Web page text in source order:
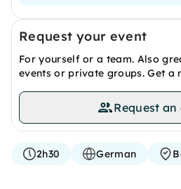
Request your event
For yourself or a team. Also
events or private groups. Get a
Request an
2h30 German